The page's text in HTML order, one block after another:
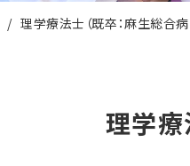
理学療法士（既卒：麻生総合
理学療